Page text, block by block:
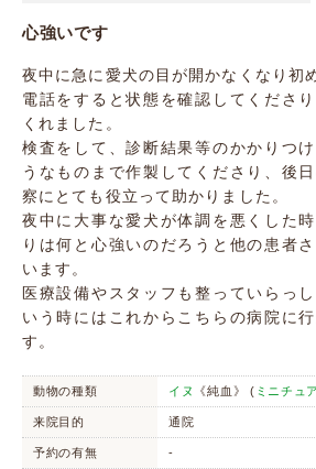
心強いです
夜中に急に愛犬の目が開かなくなり初
電話をすると状態を確認してくださ
くれました。
検査をして、診断結果等のかかりつ
うなものまで作製してくださり、後
察にとても役立って助かりました。
夜中に大事な愛犬が体調を悪くした
りは何と心強いのだろうと他の患者
います。
医療設備やスタッフも整っていらっ
いう時にはこれからこちらの病院に
す。
動物の種類 イヌ 《純血》 ( ミニチュ
来院目的 通院
予約の有無 -